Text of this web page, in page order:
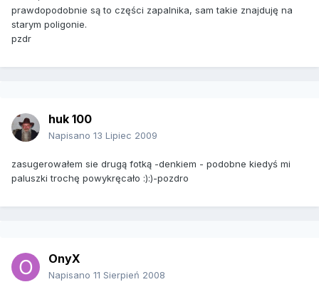
prawdopodobnie są to części zapalnika, sam takie znajduję na
starym poligonie.
pzdr
huk 100
Napisano 13 Lipiec 2009
zasugerowałem sie drugą fotką -denkiem - podobne kiedyś mi
paluszki trochę powykręcało :):)-pozdro
OnyX
Napisano 11 Sierpień 2008